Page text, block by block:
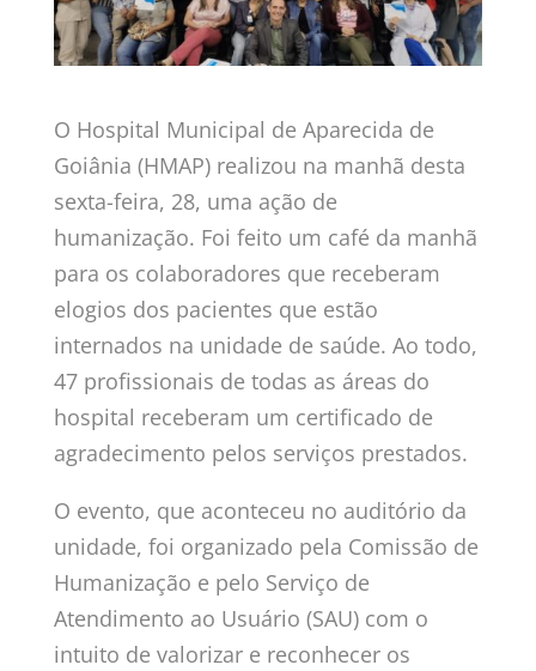
O Hospital Municipal de Aparecida de
Goiânia (HMAP) realizou na manhã desta
sexta-feira, 28, uma ação de
humanização. Foi feito um café da manhã
para os colaboradores que receberam
elogios dos pacientes que estão
internados na unidade de saúde. Ao todo,
47 profissionais de todas as áreas do
hospital receberam um certificado de
agradecimento pelos serviços prestados.
O evento, que aconteceu no auditório da
unidade, foi organizado pela Comissão de
Humanização e pelo Serviço de
Atendimento ao Usuário (SAU) com o
intuito de valorizar e reconhecer os